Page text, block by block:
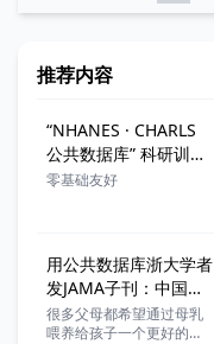
推荐内容
“NHANES · CHARLS
公共数据库” 科研训练
营
零基础友好
用公共数据库浙大学者
发JAMA子刊：中国儿
童喂6-12个月就够
很多父母都希望通过母乳
喂养给孩子一个更好的起